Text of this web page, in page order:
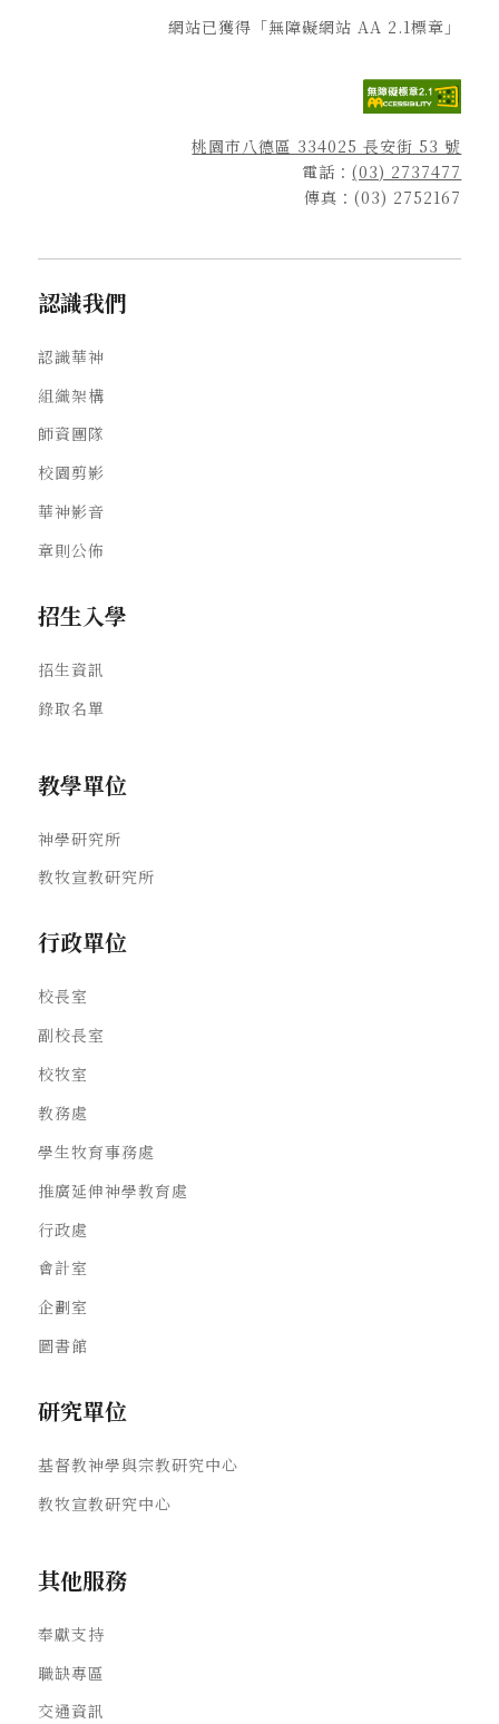
網站已獲得「無障礙網站 AA 2.1標章」
桃園市八德區 334025 長安街 53 號
電話：(03) 2737477
傳真：(03) 2752167
認識我們
認識華神
組織架構
師資團隊
校園剪影
華神影音
章則公佈
招生入學
招生資訊
錄取名單
教學單位
神學研究所
教牧宣教研究所
行政單位
校長室
副校長室
校牧室
教務處
學生牧育事務處
推廣延伸神學教育處
行政處
會計室
企劃室
圖書館
研究單位
基督教神學與宗教研究中心
教牧宣教研究中心
其他服務
奉獻支持
職缺專區
交通資訊